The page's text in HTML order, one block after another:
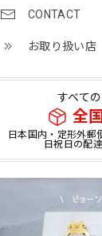
CONTACT
お取り扱い店
すべて
全
日本国内・定形外郵
日祝日の配